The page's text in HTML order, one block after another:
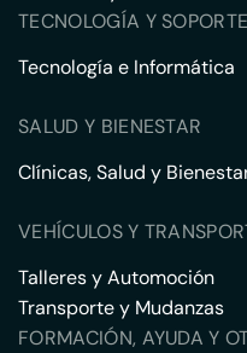
TECNOLOGÍA Y
Tecnología e Informática
SALUD Y BIENESTAR
Clínicas, Salud y
VEHÍCULOS Y
Talleres y Automoción
Transporte y Mudanzas
FORMACIÓN, AYUDA Y